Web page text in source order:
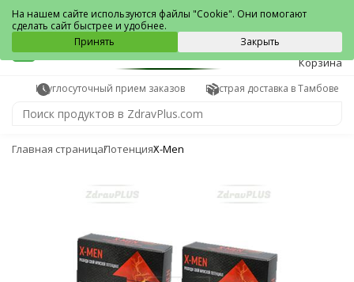
Тамбов
0
Корзина
Круглосуточный прием заказов Быстрая доставка в Тамбове
Главная страницаПотенцияX-Men
На нашем сайте используются файлы "Cookie". Они помогают
сделать сайт быстрее и удобнее.
Принять
Закрыть